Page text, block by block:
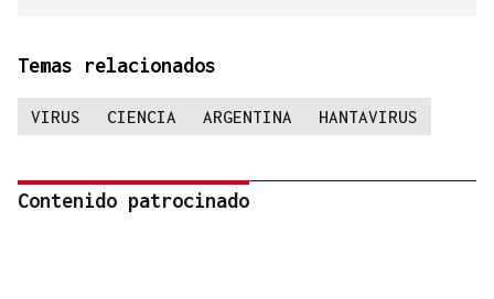
Temas relacionados
VIRUS CIENCIA ARGENTINA HANTAVIRUS
Contenido patrocinado